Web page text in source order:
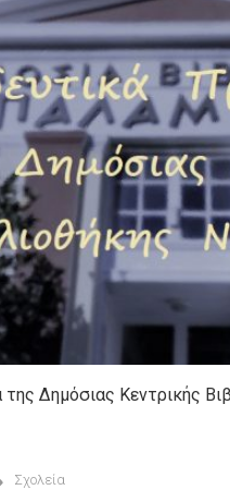
Δημόσιας Κεντρικής
Σχολεία